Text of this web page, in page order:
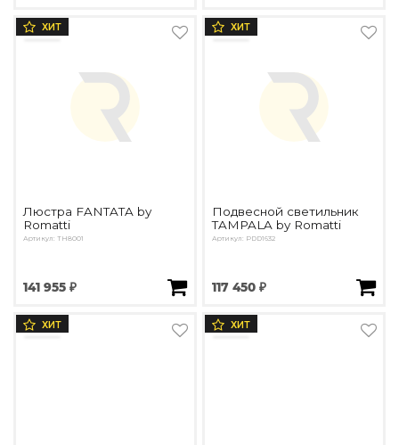
ХИТ
Люстра FANTATA by
Romatti
Артикул: TH8001
141 955 ₽
ХИТ
Подвесной светильник
TAMPALA by Romatti
Артикул: PDD1632
117 450 ₽
ХИТ ХИТ